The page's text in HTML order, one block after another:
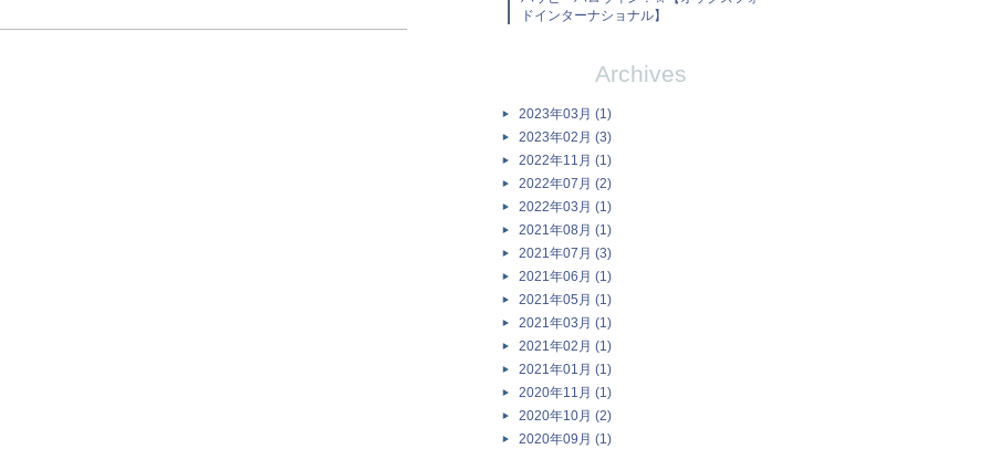
ドインターナショナル】
Archives
2023年03月 (1)
2023年02月 (3)
2022年11月 (1)
2022年07月 (2)
2022年03月 (1)
2021年08月 (1)
2021年07月 (3)
2021年06月 (1)
2021年05月 (1)
2021年03月 (1)
2021年02月 (1)
2021年01月 (1)
2020年11月 (1)
2020年10月 (2)
2020年09月 (1)